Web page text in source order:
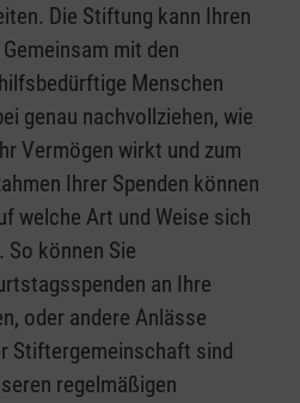
Die Stiftung kann Ihren
mit den
Menschen
genau nachvollziehen, wie
Vermögen wirkt und zum
Ihrer Spenden können
welche Art und Weise sich
können Sie
an Ihre
oder andere Anlässe
Stiftergemeinschaft sind
regelmäßigen